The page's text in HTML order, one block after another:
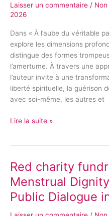
Laisser un commentaire /
2026
Dans « À l’aube du véritable
explore les dimensions
distingue des formes
l’amertume. À travers une
l’auteur invite à une
liberté spirituelle, la guérison
avec soi-même, les autres et
pardon,
une
dans
intérieure
Lire la suite »
Red charity
Menstrual
Public Dialogue
Red
charity
fundraiser
2026